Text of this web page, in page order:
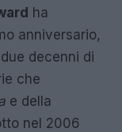
ha
anniversario,
decenni di
che
e della
nel 2006